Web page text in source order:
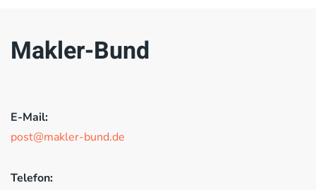
Makler-Bund
E-Mail:
post@makler-bund.de
Telefon: